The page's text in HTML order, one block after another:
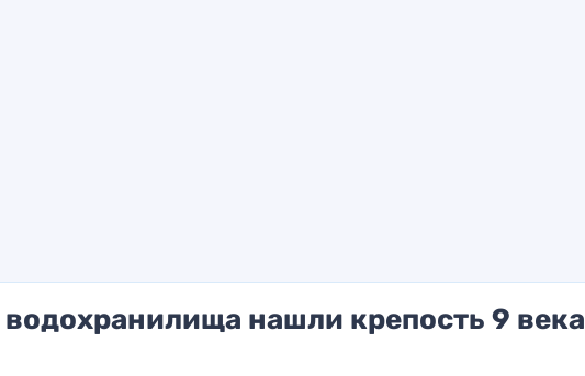
нашли крепость 9 века